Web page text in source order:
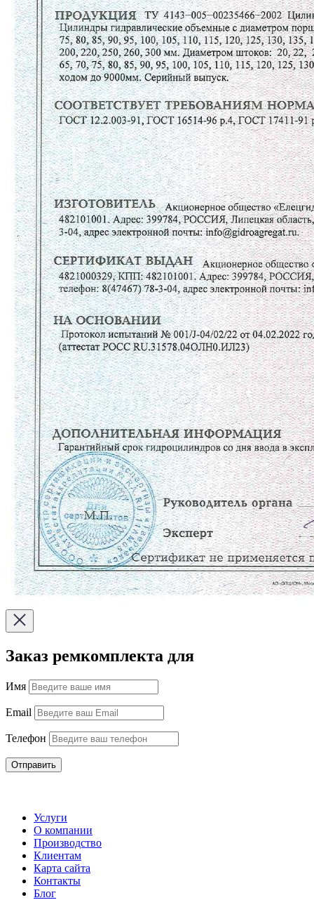
Заказ ремкомплекта для
Имя
Email
Телефон
Отправить
Услуги
О компании
Производство
Клиентам
Карта сайта
Контакты
Блог